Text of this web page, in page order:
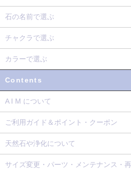
石の名前で選ぶ
チャクラで選ぶ
カラーで選ぶ
Contents
A I M について
ご利用ガイド＆ポイント・クーポン
天然石や浄化について
サイズ変更・パーツ・メンテナンス・